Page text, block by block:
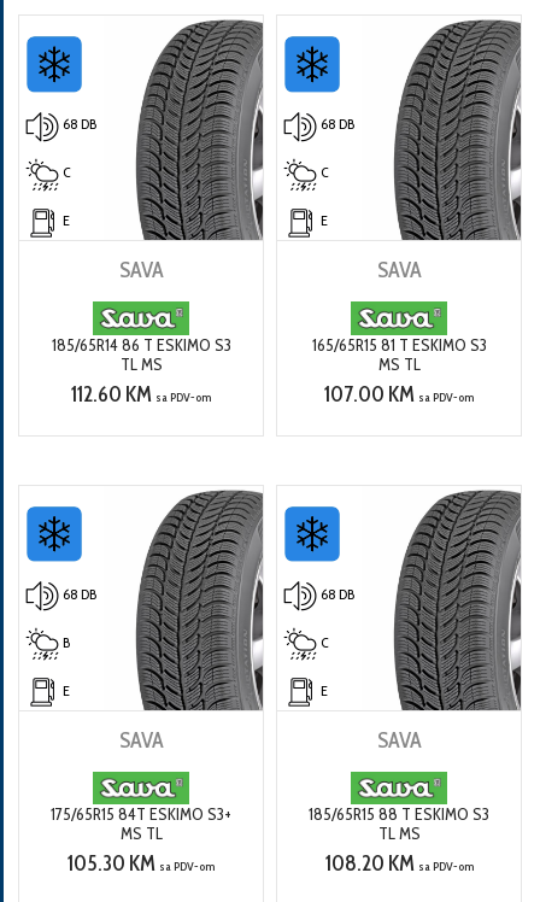
68 DB
C
E
SAVA
185/65R14 86 T ESKIMO S3
TL MS
112.60 KM sa PDV-om
68 DB
C
E
SAVA
165/65R15 81 T ESKIMO S3
MS TL
107.00 KM sa PDV-om
68 DB
B
E
SAVA
175/65R15 84T ESKIMO S3+
MS TL
105.30 KM sa PDV-om
68 DB
C
E
SAVA
185/65R15 88 T ESKIMO S3
TL MS
108.20 KM sa PDV-om